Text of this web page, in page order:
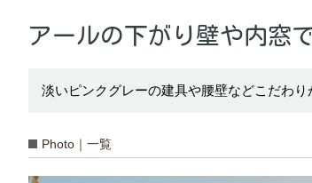
アールの下がり壁や内窓
淡いピンクグレーの建具や腰壁などこだわ
Photo｜一覧